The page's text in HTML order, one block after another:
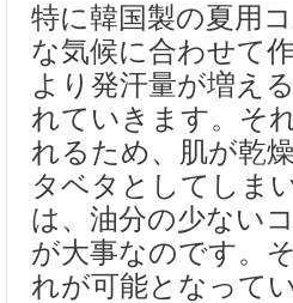
特に韓国製の夏用
な気候に合わせて
より発汗量が増え
れていきます。そ
れるため、肌が乾
タベタとしてしま
は、油分の少ない
が大事なのです。
れが可能となって